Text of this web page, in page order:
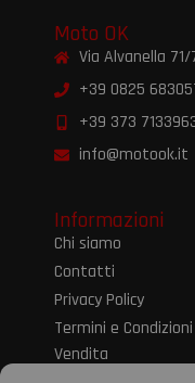
Moto OK
Via Alvanella
+39 0825
+39 373
info@motook.it
Informazioni
Chi siamo
Contatti
Privacy Policy
Termini e
Vendita